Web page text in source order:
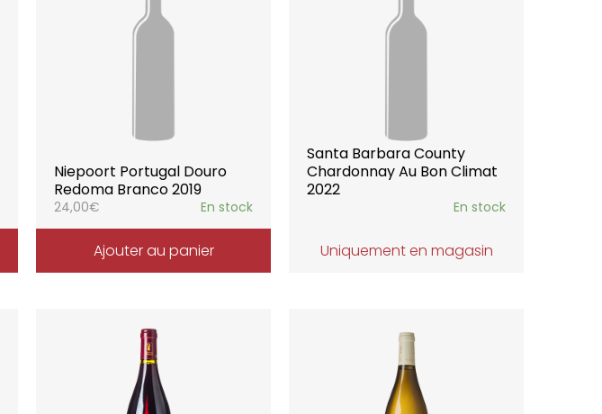
Niepoort Portugal Douro
Redoma Branco 2019
24,00€ En stock
Ajouter au panier
Santa Barbara County
Chardonnay Au Bon Climat
2022
En stock
Uniquement en magasin